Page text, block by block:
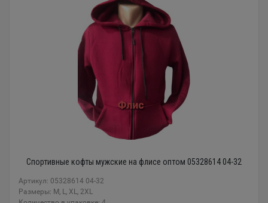
Спортивные кофты мужские на флисе оптом 05328614 04-32
Артикул: 05328614 04-32
Размеры: M, L, XL, 2XL